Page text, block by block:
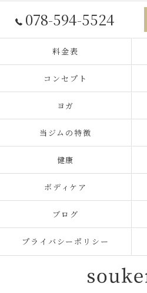
078-594-5524
料金表
コンセプト
ヨガ
当ジムの特徴
健康
ボディケア
ブログ
プライバシーポリシー